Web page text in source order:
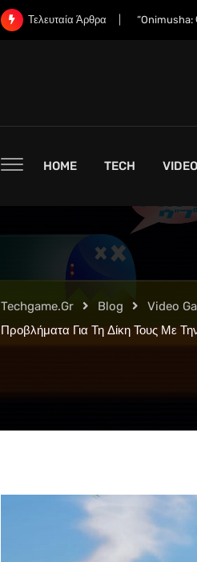
Τελευταία Άρθρα “Οι
HOME TECH
Techgame.gr Blog Video
Προβλήματα Για Τη Δίκη Τους Με